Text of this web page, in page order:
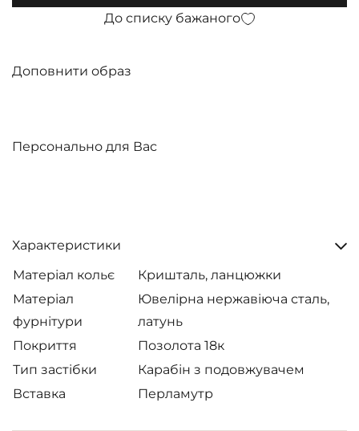
До списку бажаного
Доповнити образ
Персонально для Вас
Характеристики
Матеріал кольє
Кришталь, ланцюжки
Матеріал
фурнітури
Ювелірна нержавіюча сталь,
латунь
Покриття
Позолота 18к
Тип застібки
Карабін з подовжувачем
Вставка
Перламутр